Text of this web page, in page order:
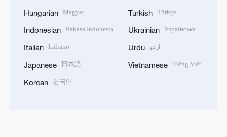
Hungarian Magyar
Indonesian Bahasa Indonesia
Italian Italiano
Japanese 日本語
Korean 한국어
Turkish Türkçe
Ukrainian Українська
Urdu اردو
Vietnamese Tiếng Việt